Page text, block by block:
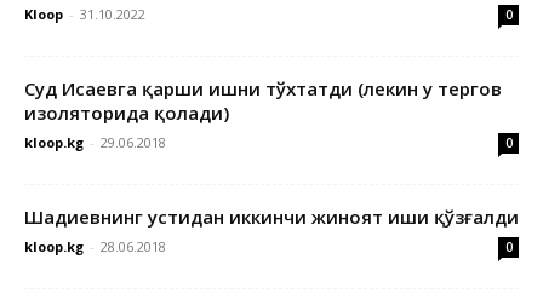
Kloop - 31.10.2022 0
Суд Исаевга қарши ишни тўхтатди (лекин у тергов
изоляторида қолади)
kloop.kg - 29.06.2018 0
Шадиевнинг устидан иккинчи жиноят иши қўзғалди
kloop.kg - 28.06.2018 0